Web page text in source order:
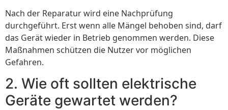
Nach der Reparatur wird eine Nachprüfung
durchgeführt. Erst wenn alle Mängel behoben sind, darf
das Gerät wieder in Betrieb genommen werden. Diese
Maßnahmen schützen die Nutzer vor möglichen
Gefahren.
2. Wie oft sollten elektrische
Geräte gewartet werden?